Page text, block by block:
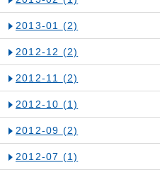
2013-01 (2)
2012-12 (2)
2012-11 (2)
2012-10 (1)
2012-09 (2)
2012-07 (1)